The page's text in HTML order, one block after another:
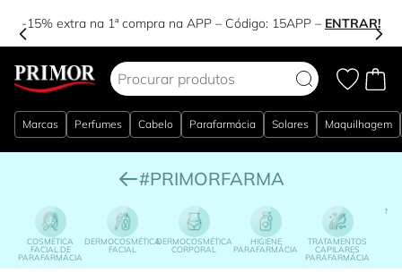
-15% extra na 1ª compra na APP – Código: 15APP – ENTRAR!
Marcas Perfumes Cabelo Parafarmácia Solares Maquilhagem
#PRIMORFARMA
COSMÉTICA
FACIAL DE
PARAFARMÁCIA
DERMOCOSMÉTICA
FACIAL
DERMOCOSMÉTICA
CORPORAL
HIGIENE
PARAFARMÁCIA
TRATAMENTOS
CAPILARES
PARAFARMÁCIA